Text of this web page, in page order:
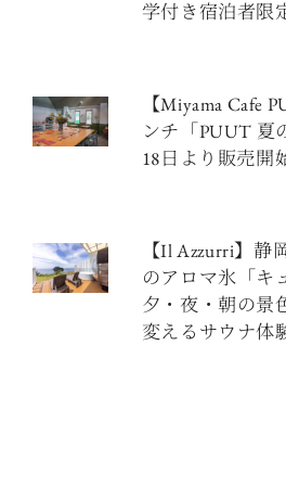
学付き宿泊者限
【Miyama Cafe
ンチ「PUUT 夏
18日より販売開
【Il Azzurri】
のアロマ氷「キ
夕・夜・朝の景
変えるサウナ体